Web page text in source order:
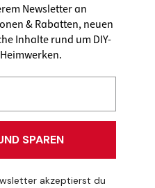
Newsletter an
& Rabatten, neuen
Inhalte rund um DIY-
SPAREN
akzeptierst du